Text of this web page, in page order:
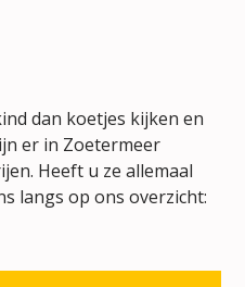
dan koetjes kijken en
er in Zoetermeer
Heeft u ze allemaal
langs op ons overzicht: